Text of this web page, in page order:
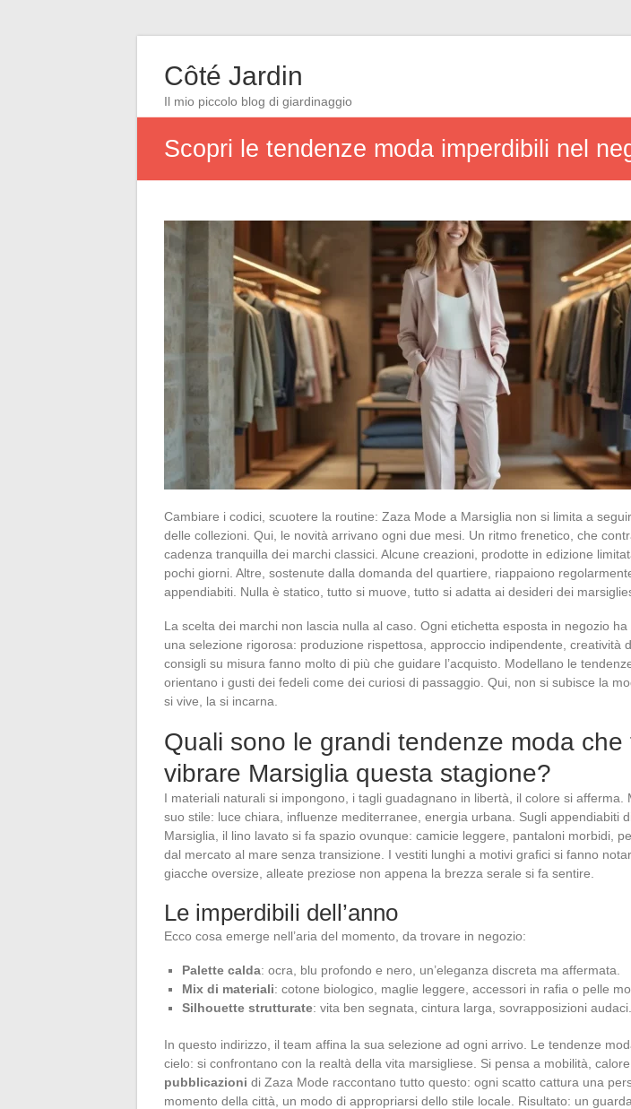
Côté Jardin
Il mio piccolo blog di giardinaggio
Scopri le tendenze moda imperdibili nel
Cambiare i codici, scuotere la routine: Zaza Mode a Marsiglia non si limita a
delle collezioni. Qui, le novità arrivano ogni due mesi. Un ritmo frenetico, che
cadenza tranquilla dei marchi classici. Alcune creazioni, prodotte in edizione
pochi giorni. Altre, sostenute dalla domanda del quartiere, riappaiono
appendiabiti. Nulla è statico, tutto si muove, tutto si adatta ai desideri dei
La scelta dei marchi non lascia nulla al caso. Ogni etichetta esposta in negozio
una selezione rigorosa: produzione rispettosa, approccio indipendente, creatività
consigli su misura fanno molto di più che guidare l’acquisto. Modellano le
orientano i gusti dei fedeli come dei curiosi di passaggio. Qui, non si subisce la
si vive, la si incarna.
Quali sono le grandi tendenze moda che
vibrare Marsiglia questa stagione?
I materiali naturali si impongono, i tagli guadagnano in libertà, il colore si afferma.
suo stile: luce chiara, influenze mediterranee, energia urbana. Sugli appendiabiti
Marsiglia, il lino lavato si fa spazio ovunque: camicie leggere, pantaloni morbidi,
dal mercato al mare senza transizione. I vestiti lunghi a motivi grafici si fanno
giacche oversize, alleate preziose non appena la brezza serale si fa sentire.
Le imperdibili dell’anno
Ecco cosa emerge nell’aria del momento, da trovare in negozio:
Palette calda: ocra, blu profondo e nero, un’eleganza discreta ma affermata.
Mix di materiali: cotone biologico, maglie leggere, accessori in rafia o pelle
Silhouette strutturate: vita ben segnata, cintura larga, sovrapposizioni audaci.
In questo indirizzo, il team affina la sua selezione ad ogni arrivo. Le tendenze
cielo: si confrontano con la realtà della vita marsigliese. Si pensa a mobilità,
pubblicazioni di Zaza Mode raccontano tutto questo: ogni scatto cattura una
momento della città, un modo di appropriarsi dello stile locale. Risultato: un